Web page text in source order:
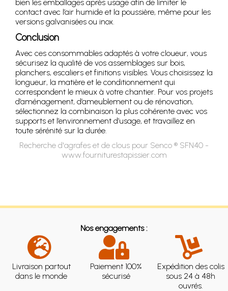
bien les emballages après usage afin de limiter le
contact avec l’air humide et la poussière, même pour les
versions galvanisées ou inox.
Conclusion
Avec ces consommables adaptés à votre cloueur, vous
sécurisez la qualité de vos assemblages sur bois,
planchers, escaliers et finitions visibles. Vous choisissez la
longueur, la matière et le conditionnement qui
correspondent le mieux à votre chantier. Pour vos projets
d’aménagement, d’ameublement ou de rénovation,
sélectionnez la combinaison la plus cohérente avec vos
supports et l’environnement d’usage, et travaillez en
toute sérénité sur la durée.
Recherche d'agrafes et de clous pour Senco ® SFN40 -
www.fourniturestapissier.com
Nos engagements :
Livraison partout
dans le monde
Paiement 100%
sécurisé
Expédition des colis
sous 24 à 48h
ouvrés.